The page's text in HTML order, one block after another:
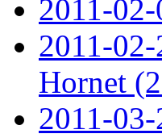
2011-
2011-
Hornet
2011-